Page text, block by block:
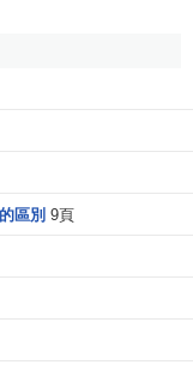
益增大。在競爭的
各類企業又必須對
需求的戰略。模塊
規模生產和定製生
，又滿足了用戶個
角度將原先屬於企
只專註於某一個部
區別 9頁